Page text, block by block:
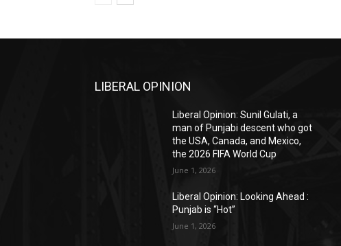
LIBERAL OPINION
Liberal Opinion: Sunil Gulati, a
man of Punjabi descent who got
the USA, Canada, and Mexico,
the 2026 FIFA World Cup
June 1, 2026
Liberal Opinion: Looking Ahead :
Punjab is “Hot”
June 1, 2026